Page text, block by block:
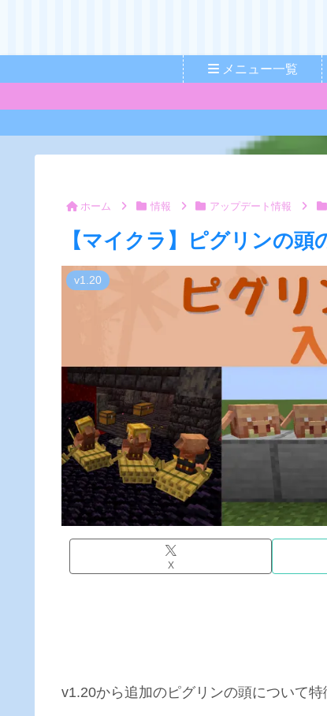
メニュー一覧
ホーム 情報 アップデート情報
【マイクラ】ピグリンの頭
v1.20
X
v1.20から追加のピグリンの頭について特